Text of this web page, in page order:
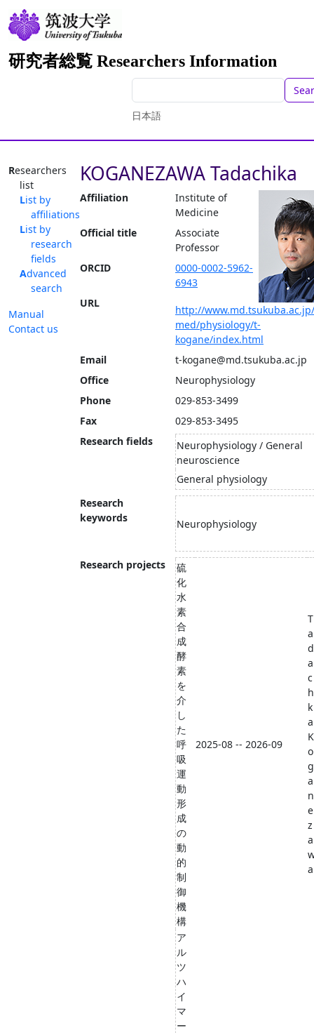
研究者総覧 Researchers Information
日本語
Researchers
list
List by
affiliations
List by
research
fields
Advanced
search
Manual
Contact us
KOGANEZAWA Tadachika
Affiliation
Institute of
Medicine
Official title
Associate
Professor
ORCID
0000-0002-5962-
6943
URL
http://
med/physiology/t-
kogane/index.html
Email
t-kogane@md.tsukuba.ac.jp
Office
Neurophysiology
Phone
029-853-3499
Fax
029-853-3495
Research fields
Neurophysiology / General
neuroscience
General physiology
Research
keywords
Neurophysiology
Research projects
硫
化
水
素
合
成
酵
素
を
介
し
た
呼
吸
運
動
形
成
の
動
的
制
御
機
構
2025-08 -- 2026-09
T
a
d
a
c
k
a
K
o
g
a
n
e
z
a
a
ア
ル
ツ
ハ
イ
マ
ー